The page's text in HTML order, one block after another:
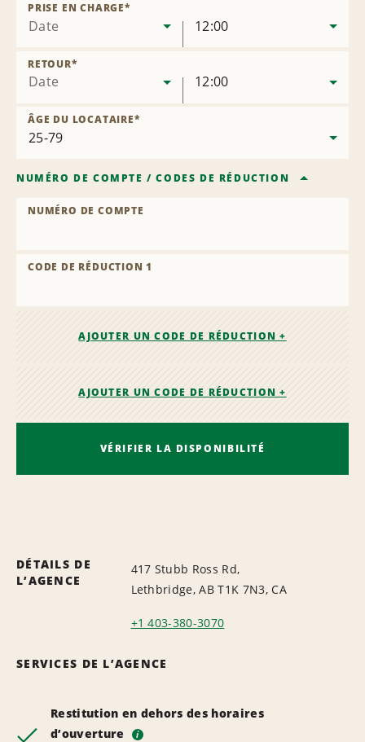
Date
PRISE EN CHARGE*
12:00
Date
RETOUR*
12:00
ÂGE DU LOCATAIRE*
NUMÉRO DE COMPTE /CODES DE RÉDUCTION
NUMÉRO DE COMPTE
CODE DE RÉDUCTION 1
AJOUTER UN CODE DE RÉDUCTION +
AJOUTER UN CODE DE RÉDUCTION +
VÉRIFIER LA DISPONIBILITÉ
DÉTAILS DE
L’AGENCE
417 Stubb Ross Rd,
Lethbridge, AB T1K 7N3, CA
+1 403-380-3070
SERVICES DE L’AGENCE
Restitution en dehors des horaires
d’ouverture
i